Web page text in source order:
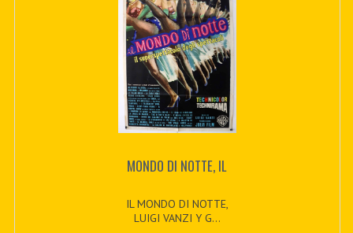
MONDO DI NOTTE, IL
IL MONDO DI NOTTE,
LUIGI VANZI Y G...